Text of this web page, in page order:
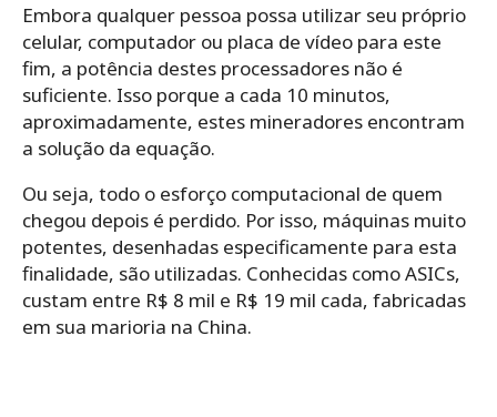
Embora qualquer pessoa possa utilizar seu próprio
celular, computador ou placa de vídeo para este
fim, a potência destes processadores não é
suficiente. Isso porque a cada 10 minutos,
aproximadamente, estes mineradores encontram
a solução da equação.
Ou seja, todo o esforço computacional de quem
chegou depois é perdido. Por isso, máquinas muito
potentes, desenhadas especificamente para esta
finalidade, são utilizadas. Conhecidas como ASICs,
custam entre R$ 8 mil e R$ 19 mil cada, fabricadas
em sua marioria na China.